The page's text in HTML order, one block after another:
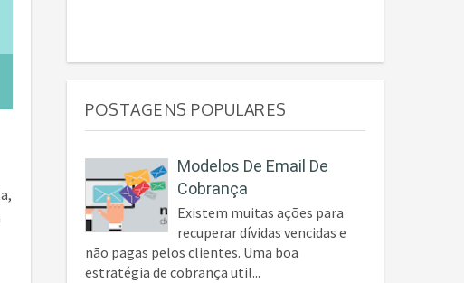
POSTAGENS POPULARES
Modelos De Email De
Cobrança
Existem muitas ações para
recuperar dívidas vencidas e
não pagas pelos clientes. Uma boa
estratégia de cobrança util...